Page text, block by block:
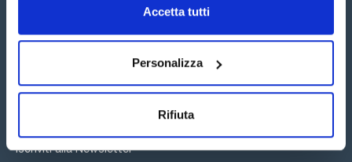
Accetta tutti
Personalizza
Rifiuta
Seguici:
Iscriviti alla Newsletter